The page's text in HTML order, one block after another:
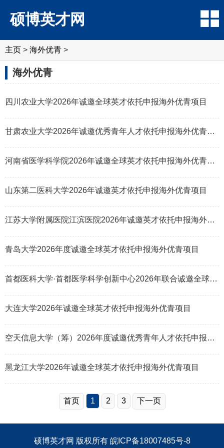
硕博英才网
主页 > 海外优青 >
海外优青
四川农业大学2026年诚邀全球英才依托申报海外优青项目
甘肃农业大学2026年诚邀优秀青年人才依托申报海外优青项目
河南省医学科学院2026年诚邀全球英才依托申报海外优青项目
山东第二医科大学2026年诚邀英才依托申报海外优青项目
江苏大学附属医院江滨医院2026年诚邀英才依托申报海外优青项目
青岛大学2026年度诚邀全球英才依托申报海外优青项目
首都医科大学·首都医学科学创新中心2026年联合诚邀全球英才依托申报海外优青
大连大学2026年诚邀全球英才依托申报海外优青项目
空天信息大学（筹）2026年度诚邀优秀青年人才依托申报山东省海外优青项目
黑龙江大学2026年诚邀全球英才依托申报海外优青项目
首页 1 2 3 下一页
硕博英才网 版权所有 皖ICP备18007485号-8